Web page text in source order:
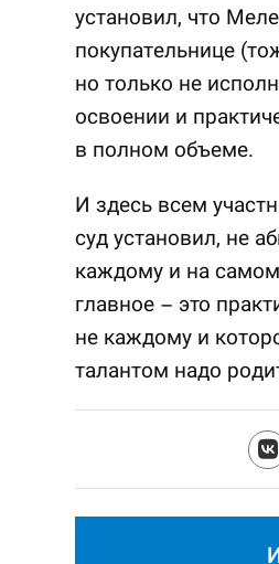
установил, что
покупательнице
но только не
освоении и
в полном объеме.
И здесь всем
суд установил, не
каждому и на
главное – это
не каждому и
талантом надо